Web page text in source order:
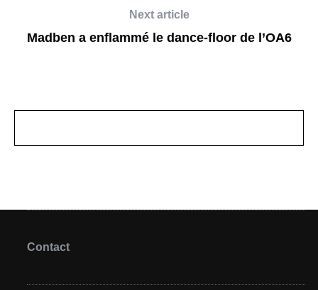
Next article
Madben a enflammé le dance-floor de l’OA6
Contact